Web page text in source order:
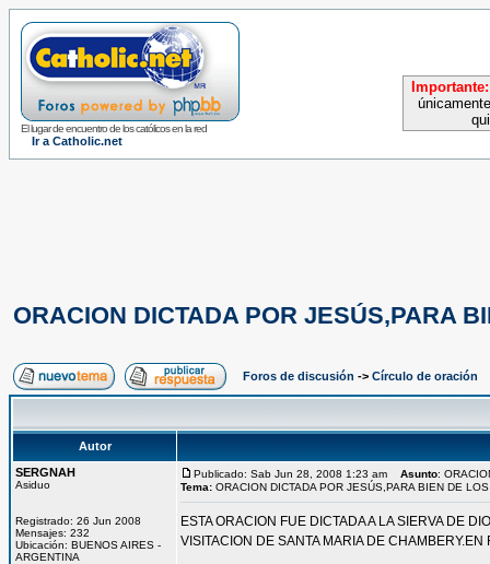
El lugar de encuentro de los católicos en la red
Ir a Catholic.net
Importante:
ORACION DICTADA POR JESÚS,PARA
Foros de discusión -> Círculo de oración
Autor
SERGNAH
Asiduo
Registrado: 26 Jun 2008
Mensajes: 232
Ubicación: BUENOS AIRES -
ARGENTINA
Publicado: Sab Jun 28, 2008 1:23 am Asunto:
Tema: ORACION DICTADA POR JESÚS,PARA BIEN DE
ESTA ORACION FUE DICTADA A LA SIERVA DE
VISITACION DE SANTA MARIA DE CHAMBERY.EN